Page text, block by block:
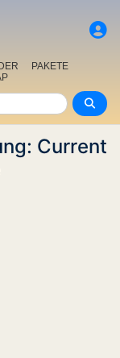
PAKETE
Current